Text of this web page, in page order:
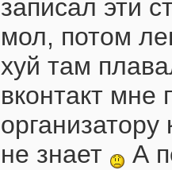
записал эти
мол, потом
хуй там
вконтакт мне
не знает
А